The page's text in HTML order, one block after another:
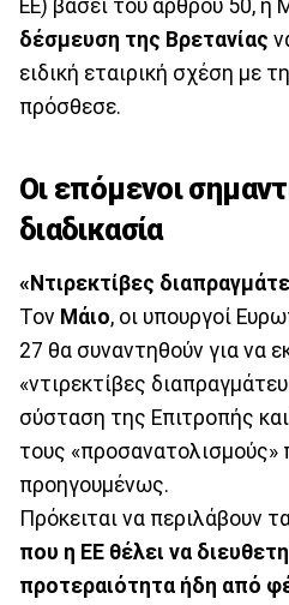
ΕΕ) βάσει του άρθρου 50, η
δέσμευση της Βρετανίας
ειδική εταιρική σχέση με
πρόσθεσε.
Οι επόμενοι
διαδικασία
«Ντιρεκτίβες
Τον Μάιο, οι υπουργοί
27 θα συναντηθούν για να
«ντιρεκτίβες
σύσταση της Επιτροπής
τους «προσανατολισμούς»
προηγουμένως.
Πρόκειται να περιλάβουν
που η ΕΕ θέλει να
προτεραιότητα ήδη από